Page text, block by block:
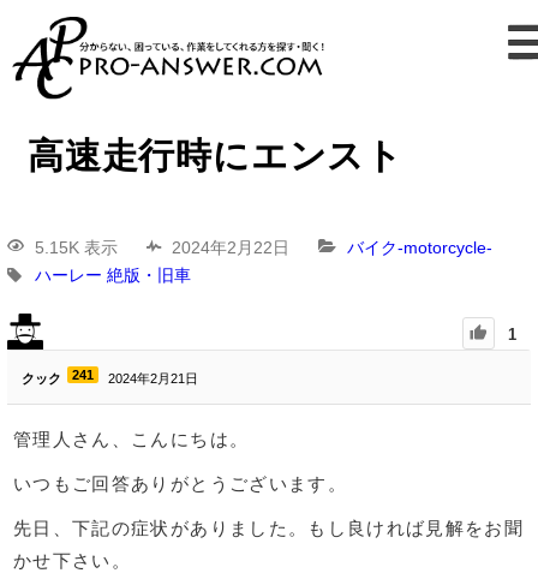
高速走行時にエンスト
5.15K 表示 2024年2月22日
バイク-motorcycle-
ハーレー 絶版・旧車
1
クック 241 2024年2月21日
管理人さん、こんにちは。
いつもご回答ありがとうございます。
先日、下記の症状がありました。もし良ければ見解をお聞
かせ下さい。